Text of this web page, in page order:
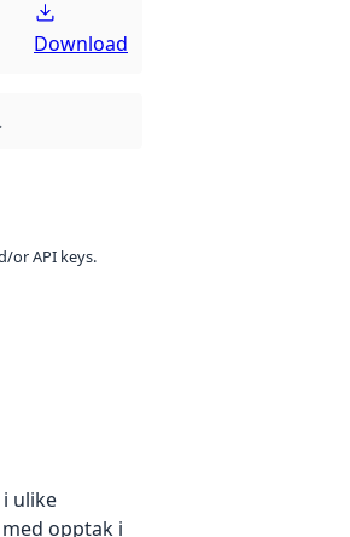
Download
or API keys.
ulike
opptak i